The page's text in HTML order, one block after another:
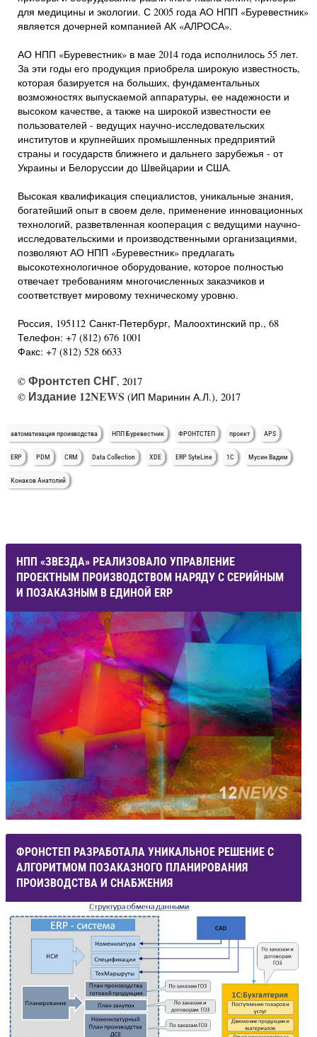
для медицины и экологии. С 2005 года АО НПП «Буревестник»
является дочерней компанией АК «АЛРОСА».
АО НПП «Буревестник» в мае 2014 года исполнилось 55 лет.
За эти годы его продукция приобрела широкую известность,
которая базируется на больших, фундаментальных
возможностях выпускаемой аппаратуры, ее надежности и
высоком качестве, а также на широкой известности ее
пользователей - ведущих научно-исследовательских
институтов и крупнейших промышленных предприятий
страны и государств ближнего и дальнего зарубежья - от
Украины и Белоруссии до Швейцарии и США.
Высокая квалификация специалистов, уникальные знания,
богатейший опыт в своем деле, применение инновационных
технологий, разветвленная кооперация с ведущими научно-
исследовательскими и производственными организациями,
позволяют АО НПП «Буревестник» предлагать
высокотехнологичное оборудование, которое полностью
отвечает требованиям многочисленных заказчиков и
соответствует мировому техническому уровню.
Россия, 195112 Санкт-Петербург, Малоохтинский пр., 68
Телефон: +7 (812) 676 1001
Факс: +7 (812) 528 6633
© Фронтстеп СНГ, 2017
© Издание 12NEWS (ИП Маринин А.Л.), 2017
автоматизация производства НПП Буревестник ФРОНТСТЕП проект APS
ERP PDM CRM Data Collection XDE ERP SyteLine 1С Мусин Вадим
Конаков Анатолий
НПП «ЗВЕЗДА» РЕАЛИЗОВАЛО УПРАВЛЕНИЕ
ПРОЕКТНЫМ ПРОИЗВОДСТВОМ НАРЯДУ С СЕРИЙНЫМ
И ПОЗАКАЗНЫМ В ЕДИНОЙ ERP
ФРОНСТЕП РАЗРАБОТАЛА УНИКАЛЬНОЕ РЕШЕНИЕ С
АЛГОРИТМОМ ПОЗАКАЗНОГО ПЛАНИРОВАНИЯ
ПРОИЗВОДСТВА И СНАБЖЕНИЯ